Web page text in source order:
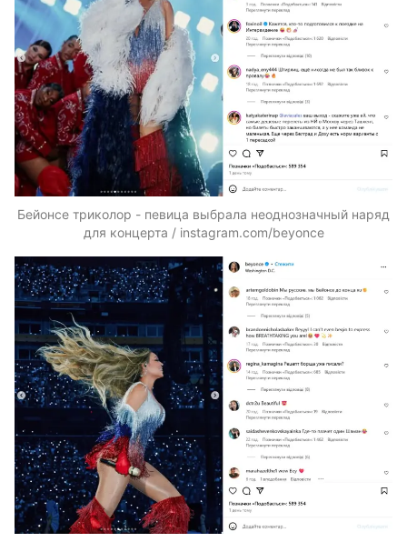
Бейонсе триколор - певица выбрала неоднозначный наряд
для концерта / instagram.com/beyonce